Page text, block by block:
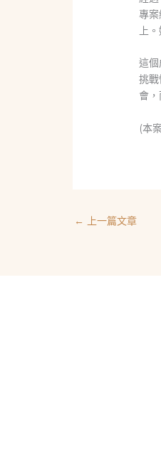
專
上
這
挑
會
(本
← 上一篇文章